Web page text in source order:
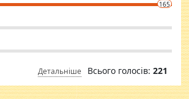
165
Детальніше Всього голосів: 221